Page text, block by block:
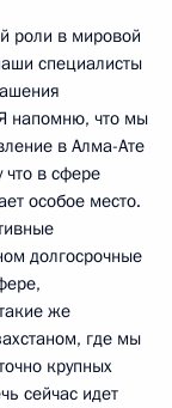
роли в мировой
специалисты
Я напомню, что мы
в Алма-Ате
что в сфере
особое место.
долгосрочные
же
где мы
крупных
сейчас идет